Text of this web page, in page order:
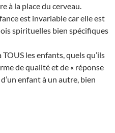
à la place du cerveau.
est invariable car elle est
spirituelles bien spécifiques
les enfants, quels qu’ils
de qualité et de « réponse
enfant à un autre, bien